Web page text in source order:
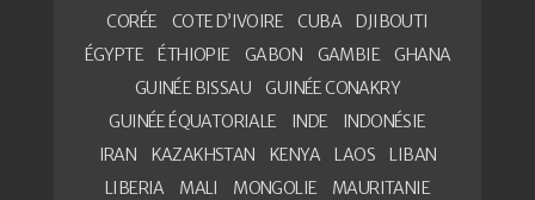
CORÉE
COTE D’IVOIRE CUBA
DJIBOUTI
ÉGYPTE
ÉTHIOPIE GABON GAMBIE
GHANA
GUINÉE BISSAU
GUINÉE CONAKRY
GUINÉE ÉQUATORIALE
INDE
INDONÉSIE
IRAN
KAZAKHSTAN KENYA LAOS
LIBAN
LIBERIA
MALI MONGOLIE
MAURITANIE